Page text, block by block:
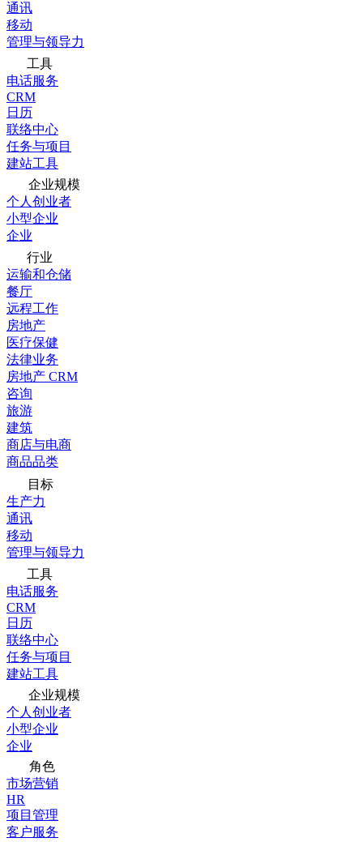
通讯
移动
管理与领导力
工具
电话服务
CRM
日历
联络中心
任务与项目
建站工具
企业规模
个人创业者
小型企业
企业
行业
运输和仓储
餐厅
远程工作
房地产
医疗保健
法律业务
房地产 CRM
咨询
旅游
建筑
商店与电商
商品品类
目标
生产力
通讯
移动
管理与领导力
工具
电话服务
CRM
日历
联络中心
任务与项目
建站工具
企业规模
个人创业者
小型企业
企业
角色
市场营销
HR
项目管理
客户服务